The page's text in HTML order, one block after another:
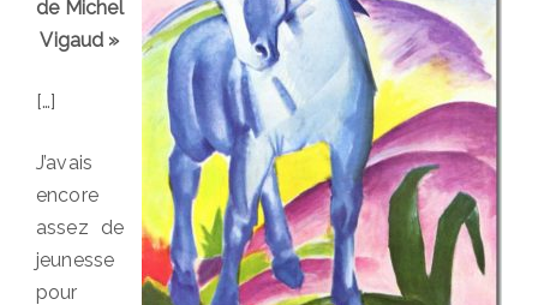
de Michel
Vigaud »
[…]
J’avais
encore
assez de
jeunesse
pour